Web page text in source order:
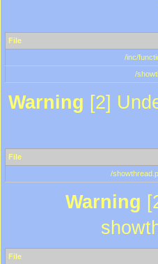
File
/inc/
/
Warning [2]
File
/
Warning
File